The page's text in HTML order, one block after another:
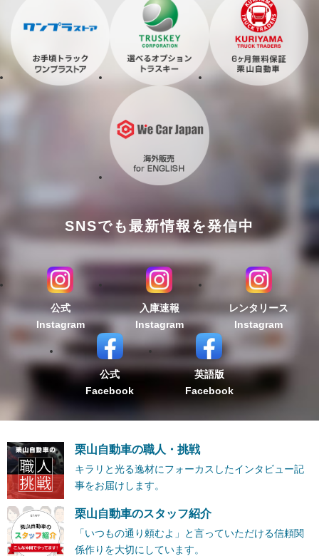
SNSでも最新情報を発信中
公式
Instagram
入庫速報
Instagram
レンタリース
Instagram
公式
Facebook
英語版
Facebook
栗山自動車の職人・挑戦
キラリと光る逸材にフォーカスしたインタビュー記
事をお届けします。
栗山自動車のスタッフ紹介
「いつもの通り頼むよ」と言っていただける信頼関
係作りを大切にしています。